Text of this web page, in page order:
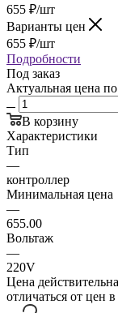
655 ₽/шт
Варианты цен
655 ₽/шт
Подробности
Под заказ
Актуальная цена
В корзину
Характеристики
Тип
—
контроллер
Минимальная цена
—
655.00
Вольтаж
—
220V
Цена
отличаться от цен